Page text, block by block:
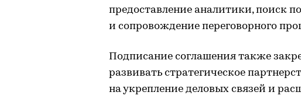
предоставление аналитики, поиск
и сопровождение переговорного
Подписание соглашения также
развивать стратегическое
на укрепление деловых связей и